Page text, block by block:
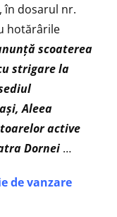
în dosarul nr.
hotărârile
scoaterea
strigare la
Aleea
active
Dornei …
de vanzare